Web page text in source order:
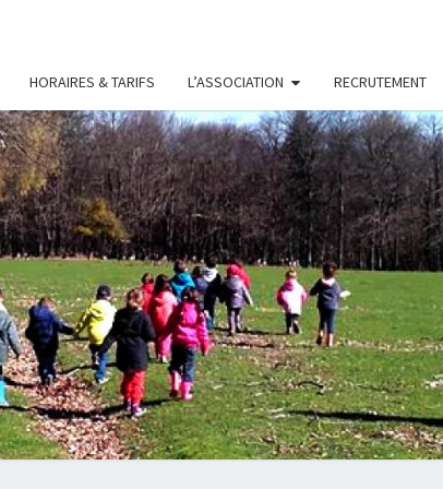
HORAIRES & TARIFS L’ASSOCIATION RECRUTEMENT
LES
PETITS
Association
D'accueil
De Loisirs